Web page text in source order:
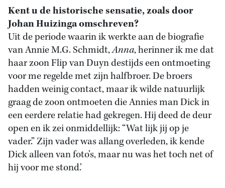
Kent u de historische sensatie, zoals door
Johan Huizinga omschreven?
Uit de periode waarin ik werkte aan de biografie
van Annie M.G. Schmidt,Anna, herinner ik me dat
haar zoon Flip van Duyn destijds een ontmoeting
voor me regelde met zijn halfbroer. De broers
hadden weinig contact, maar ik wilde natuurlijk
graag de zoon ontmoeten die Annies man Dick in
een eerdere relatie had gekregen. Hij deed de deur
open en ik zei onmiddellijk: “Wat lijk jij op je
vader.” Zijn vader was allang overleden, ik kende
Dick alleen van foto’s, maar nu was het toch net of
hij voor me stond.’